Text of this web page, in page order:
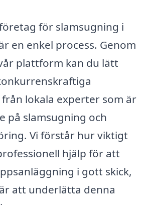
för slamsugning i
en enkel process. Genom
plattform kan du lätt
lokala experter som är
på slamsugning och
Vi förstår hur viktigt
hjälp för att
i gott skick,
att underlätta denna